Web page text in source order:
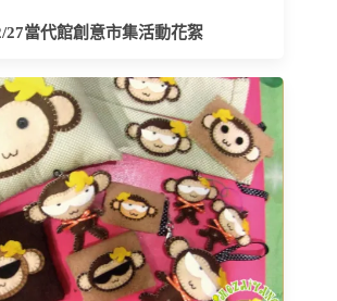
27當代館創意市集活動花絮